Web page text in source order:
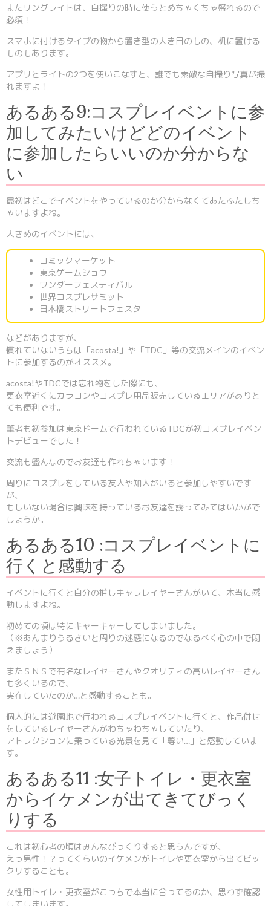
またリングライトは、自撮りの時に使うとめちゃくちゃ盛れるので
必須！
スマホに付けるタイプの物から置き型の大き目のもの、机に置ける
ものもあります。
アプリとライトの2つを使いこなすと、誰でも素敵な自撮り写真が撮
れますよ！
あるある9:コスプレイベントに参
加してみたいけどどのイベント
に参加したらいいのか分からな
い
最初はどこでイベントをやっているのか分からなくてあたふたしち
ゃいますよね。
大きめのイベントには、
コミックマーケット
東京ゲームショウ
ワンダーフェスティバル
世界コスプレサミット
日本橋ストリートフェスタ
などがありますが、
慣れていないうちは「acosta!」や「TDC」等の交流メインのイベン
トに参加するのがオススメ。
acosta!やTDCでは忘れ物をした際にも、
更衣室近くにカラコンやコスプレ用品販売しているエリアがありと
ても便利です。
筆者も初参加は東京ドームで行われているTDCが初コスプレイベン
トデビューでした！
交流も盛んなのでお友達も作れちゃいます！
周りにコスプレをしている友人や知人がいると参加しやすいです
が、
もしいない場合は興味を持っているお友達を誘ってみてはいかがで
しょうか。
あるある10 :コスプレイベントに
行くと感動する
イベントに行くと自分の推しキャラレイヤーさんがいて、本当に感
動しますよね。
初めての頃は特にキャーキャーしてしまいました。
（※あんまりうるさいと周りの迷惑になるのでなるべく心の中で悶
えましょう）
またＳＮＳで有名なレイヤーさんやクオリティの高いレイヤーさん
も多くいるので、
実在していたのか…と感動することも。
個人的には遊園地で行われるコスプレイベントに行くと、作品併せ
をしているレイヤーさんがわちゃわちゃしていたり、
アトラクションに乗っている光景を見て「尊い…」と感動していま
す。
あるある11 :女子トイレ・更衣室
からイケメンが出てきてびっく
りする
これは初心者の頃はみんなびっくりすると思うんですが、
えっ男性！？ってくらいのイケメンがトイレや更衣室から出てビッ
クリすることも。
女性用トイレ・更衣室がこっちで本当に合ってるのか、思わず確認